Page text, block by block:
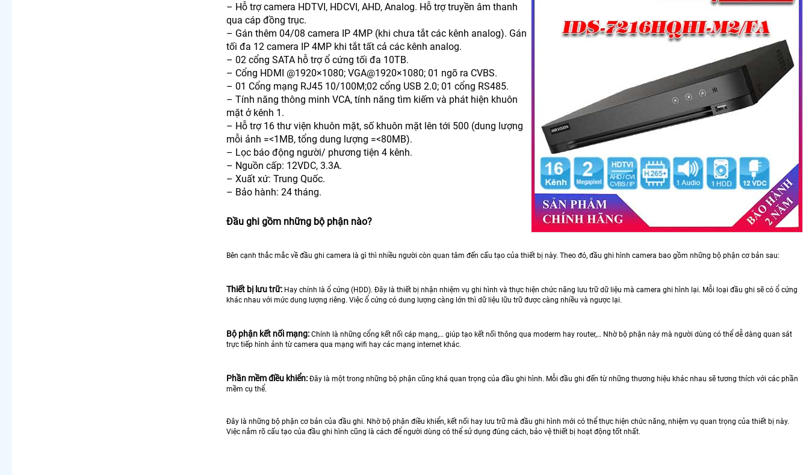
– Hỗ trợ camera HDTVI, HDCVI, AHD, Analog. Hỗ trợ truyền âm thanh
qua cáp đồng trục.
– Gán thêm 04/08 camera IP 4MP (khi chưa tắt các kênh analog). Gán
tối đa 12 camera IP 4MP khi tắt tất cả các kênh analog.
– 02 cổng SATA hỗ trợ ổ cứng tối đa 10TB.
– Cổng HDMI @1920×1080; VGA@1920×1080; 01 ngõ ra CVBS.
– 01 Cổng mạng RJ45 10/100M;02 cổng USB 2.0; 01 cổng RS485.
– Tính năng thông minh VCA, tính năng tìm kiếm và phát hiện khuôn
mặt ở kênh 1.
– Hỗ trợ 16 thư viện khuôn mặt, số khuôn mặt lên tới 500 (dung lượng
mỗi ảnh =<1MB, tổng dung lượng =<80MB).
– Lọc báo động người/ phương tiện 4 kênh.
– Nguồn cấp: 12VDC, 3.3A.
– Xuất xứ: Trung Quốc.
– Bảo hành: 24 tháng.
Đầu ghi gồm những bộ phận nào?
Bên cạnh thắc mắc về đầu ghi camera là gì thì nhiều người còn quan tâm đến cấu tạo của thiết bị này. Theo đó, đầu ghi hình camera bao gồm những bộ phận cơ bản sau:
Thiết bị lưu trữ: Hay chính là ổ cứng (HDD). Đây là thiết bị nhận nhiệm vụ ghi hình và thực hiện chức năng lưu trữ dữ liệu mà camera ghi hình lại. Mỗi loại đầu ghi sẽ có ổ cứng
khác nhau với mức dung lượng riêng. Việc ổ cứng có dung lượng càng lớn thì dữ liệu lữu trữ được càng nhiều và ngược lại.
Bộ phận kết nối mạng: Chính là những cổng kết nối cáp mạng,… giúp tạo kết nối thông qua moderm hay router,… Nhờ bộ phận này mà người dùng có thể dễ dàng quan sát
trực tiếp hình ảnh từ camera qua mạng wifi hay các mạng internet khác.
Phần mềm điều khiển: Đây là một trong những bộ phận cũng khá quan trọng của đầu ghi hình. Mỗi đầu ghi đến từ những thương hiệu khác nhau sẽ tương thích với các phần
mềm cụ thể.
Đây là những bộ phận cơ bản của đầu ghi. Nhờ bộ phận điều khiển, kết nối hay lưu trữ mà đầu ghi hình mới có thể thực hiện chức năng, nhiệm vụ quan trọng của thiết bị này.
Việc nắm rõ cấu tạo của đầu ghi hình cũng là cách để người dùng có thể sử dụng đúng cách, bảo vệ thiết bị hoạt động tốt nhất.